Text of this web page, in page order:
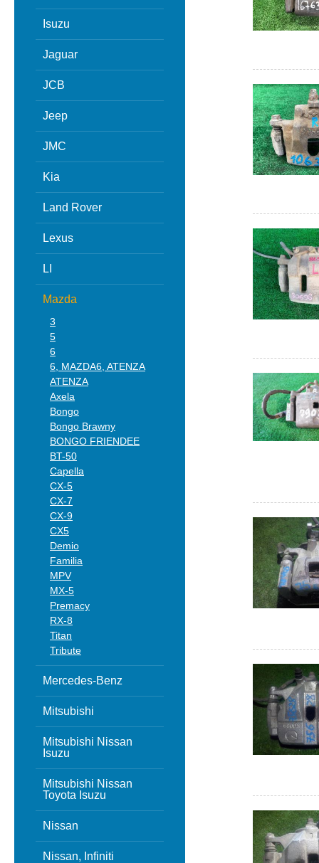
Isuzu
Jaguar
JCB
Jeep
JMC
Kia
Land Rover
Lexus
LI
Mazda
3
5
6
6, MAZDA6, ATENZA
ATENZA
Axela
Bongo
Bongo Brawny
BONGO FRIENDEE
BT-50
Capella
CX-5
CX-7
CX-9
CX5
Demio
Familia
MPV
MX-5
Premacy
RX-8
Titan
Tribute
Mercedes-Benz
Mitsubishi
Mitsubishi Nissan
Isuzu
Mitsubishi Nissan
Toyota Isuzu
Nissan
Nissan, Infiniti